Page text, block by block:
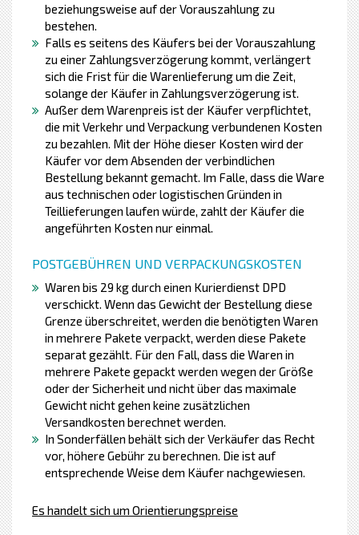
beziehungsweise auf der Vorauszahlung zu
bestehen.
Falls es seitens des Käufers bei der Vorauszahlung
zu einer Zahlungsverzögerung kommt, verlängert
sich die Frist für die Warenlieferung um die Zeit,
solange der Käufer in Zahlungsverzögerung ist.
Außer dem Warenpreis ist der Käufer verpflichtet,
die mit Verkehr und Verpackung verbundenen Kosten
zu bezahlen. Mit der Höhe dieser Kosten wird der
Käufer vor dem Absenden der verbindlichen
Bestellung bekannt gemacht. Im Falle, dass die Ware
aus technischen oder logistischen Gründen in
Teillieferungen laufen würde, zahlt der Käufer die
angeführten Kosten nur einmal.
POSTGEBÜHREN UND VERPACKUNGSKOSTEN
Waren bis 29 kg durch einen Kurierdienst DPD
verschickt. Wenn das Gewicht der Bestellung diese
Grenze überschreitet, werden die benötigten Waren
in mehrere Pakete verpackt, werden diese Pakete
separat gezählt. Für den Fall, dass die Waren in
mehrere Pakete gepackt werden wegen der Größe
oder der Sicherheit und nicht über das maximale
Gewicht nicht gehen keine zusätzlichen
Versandkosten berechnet werden.
In Sonderfällen behält sich der Verkäufer das Recht
vor, höhere Gebühr zu berechnen. Die ist auf
entsprechende Weise dem Käufer nachgewiesen.
Es handelt sich um Orientierungspreise